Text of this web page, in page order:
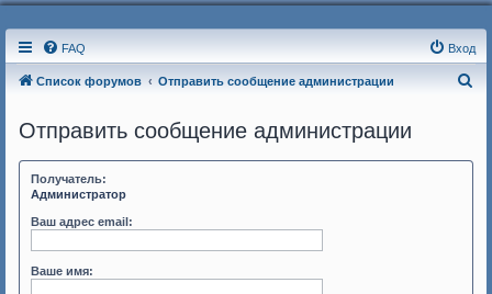
FAQ Вход
Список форумов Отправить сообщение администрации
Отправить сообщение администрации
Получатель:
Администратор
Ваш адрес email:
Ваше имя: